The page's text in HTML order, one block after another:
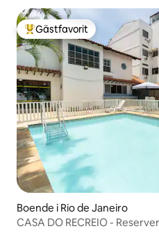
Populär gästfavorit
Gästfavorit
Boende i Rio de Janeiro
CASA DO RECREIO -